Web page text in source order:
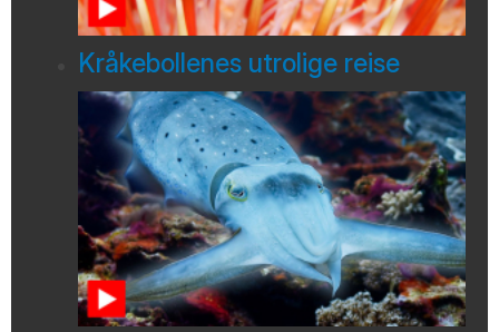
Kråkebollenes utrolige reise